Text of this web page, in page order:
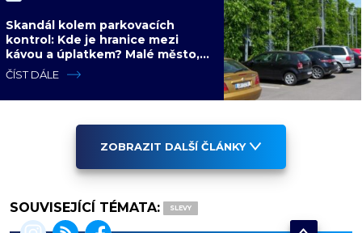
Skandál kolem parkovacích
kontrol: Kde je hranice mezi
kávou a úplatkem? Malé město,
malá výhoda, velký problém
ČÍST DÁLE
ZOBRAZIT DALŠÍ ČLÁNKY
SOUVISEJÍCÍ TÉMATA: SLEVY